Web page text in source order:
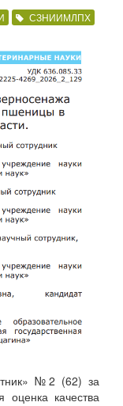
СЗНИИМЛПХ
№2 (62) за
оценка качества